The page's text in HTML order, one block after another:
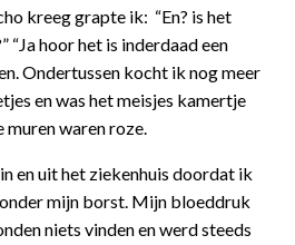
kreeg grapte ik: “En? is het
“Ja hoor het is inderdaad een
Ondertussen kocht ik nog meer
en was het meisjes kamertje
muren waren roze.
en uit het ziekenhuis doordat ik
mijn borst. Mijn bloeddruk
niets vinden en werd steeds